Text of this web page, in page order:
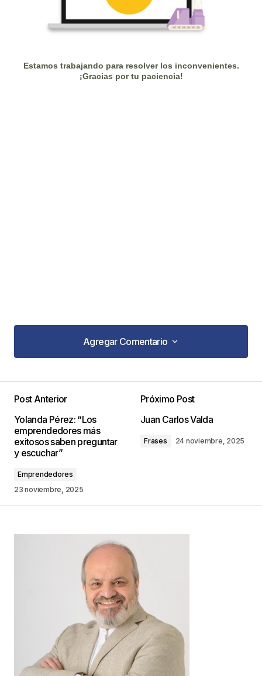
Agregar Comentario
Agregar Comentario
publicada. Los campos obligatorios están
marcados con*
Your Name*
Guarda mi nombre, correo electrónico y web en
este navegador para la próxima vez que
comente.
Este sitio esta protegido por
Post Anterior
Yolanda Pérez: “Los
emprendedores más
exitosos saben preguntar
y escuchar”
Emprendedores
23 noviembre, 2025
Próximo Post
Juan Carlos Valda
Frases 24 noviembre, 2025